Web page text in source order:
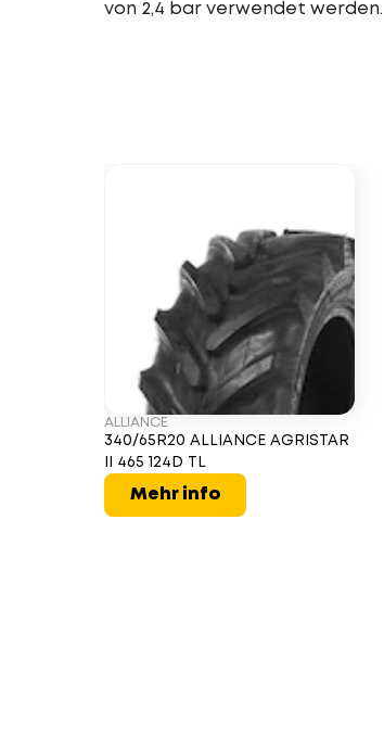
von 2,4 bar verwendet werden.
ALLIANCE
340/65R20 ALLIANCE AGRISTAR
II 465 124D TL
Mehr info